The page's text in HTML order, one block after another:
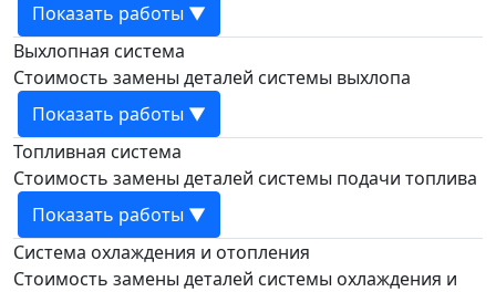
Показать работы ▼
Выхлопная система
Стоимость замены деталей системы выхлопа
Показать работы ▼
Топливная система
Стоимость замены деталей системы подачи топлива
Показать работы ▼
Система охлаждения и отопления
Стоимость замены деталей системы охлаждения и